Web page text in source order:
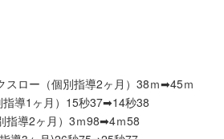
スロー（個別指導2ヶ月）38ｍ➡45ｍ
指導1ヶ月）15秒37➡14秒38
指導2ヶ月）3ｍ98➡4ｍ58